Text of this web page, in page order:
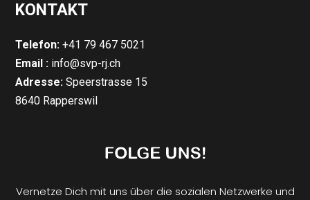
KONTAKT
Telefon: +41 79 467 5021
Email : info@svp-rj.ch
Adresse: Speerstrasse 15
8640 Rapperswil
Vernetze Dich mit uns über die sozialen Netzwerke und